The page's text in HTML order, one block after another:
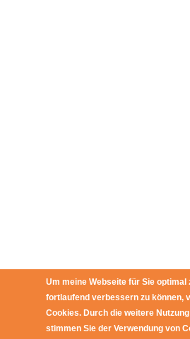
Um meine Webseite für Sie optimal
fortlaufend verbessern zu können,
Cookies. Durch die weitere
stimmen Sie der Verwendung von